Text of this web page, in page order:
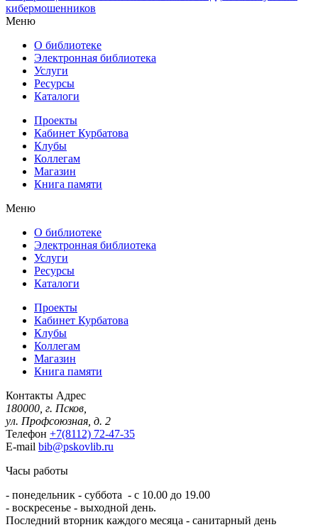
кибермошенников
Меню
О библиотеке
Электронная библиотека
Услуги
Ресурсы
Каталоги
Проекты
Кабинет Курбатова
Клубы
Коллегам
Магазин
Книга памяти
Меню
О библиотеке
Электронная библиотека
Услуги
Ресурсы
Каталоги
Проекты
Кабинет Курбатова
Клубы
Коллегам
Магазин
Книга памяти
Контакты Адрес
180000, г. Псков,
ул. Профсоюзная, д. 2
Телефон +7(8112) 72-47-35
E-mail bib@pskovlib.ru
Часы работы
- понедельник - суббота - с 10.00 до 19.00
- воскресенье - выходной день.
Последний вторник каждого месяца - санитарный день